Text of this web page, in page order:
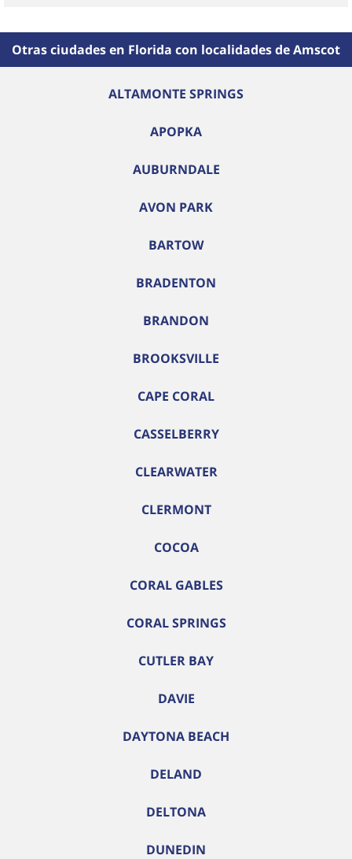
Otras ciudades en Florida con localidades de Amscot
ALTAMONTE SPRINGS
APOPKA
AUBURNDALE
AVON PARK
BARTOW
BRADENTON
BRANDON
BROOKSVILLE
CAPE CORAL
CASSELBERRY
CLEARWATER
CLERMONT
COCOA
CORAL GABLES
CORAL SPRINGS
CUTLER BAY
DAVIE
DAYTONA BEACH
DELAND
DELTONA
DUNEDIN